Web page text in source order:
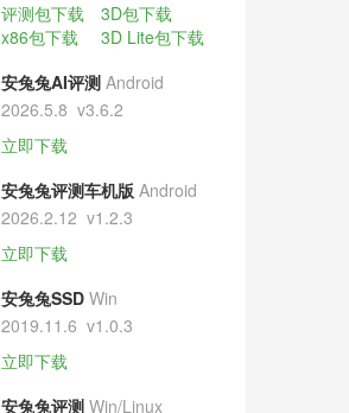
评测包下载
3D包下载
x86包下载
3D Lite包下载
安兔兔AI评测 Android
2026.5.8 v3.6.2
立即下载
安兔兔评测车机版 Android
2026.2.12 v1.2.3
立即下载
安兔兔SSD Win
2019.11.6 v1.0.3
立即下载
安兔兔评测 Win/Linux